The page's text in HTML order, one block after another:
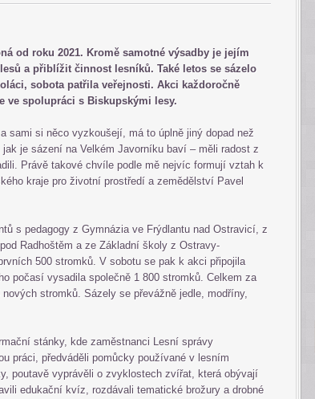
od roku 2021. Kromě samotné výsadby je jejím
a přiblížit činnost lesníků. Také letos se sázelo
sobota patřila veřejnosti. Akci každoročně
ve spolupráci s Biskupskými lesy.
sami si něco vyzkoušejí, má to úplně jiný dopad než
je sázení na Velkém Javorníku baví – měli radost z
Právě takové chvíle podle mě nejvíc formují vztah k
kraje pro životní prostředí a zemědělství Pavel
s pedagogy z Gymnázia ve Frýdlantu nad Ostravicí, z
Radhoštěm a ze Základní školy z Ostravy-
500 stromků. V sobotu se pak k akci připojila
počasí vysadila společně 1 800 stromků. Celkem za
stromků. Sázely se převážně jedle, modříny,
stánky, kde zaměstnanci Lesní správy
práci, předváděli pomůcky používané v lesním
poutavě vyprávěli o zvyklostech zvířat, která obývají
edukační kvíz, rozdávali tematické brožury a drobné
Kurzy.cz